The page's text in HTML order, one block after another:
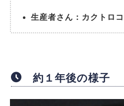
生産者さん：カクトロコ
約１年後の様子